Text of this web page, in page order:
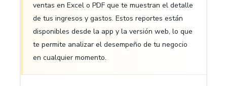
ventas en Excel o PDF que te muestran el detalle
de tus ingresos y gastos. Estos reportes están
disponibles desde la app y la versión web, lo que
te permite analizar el desempeño de tu negocio
en cualquier momento.